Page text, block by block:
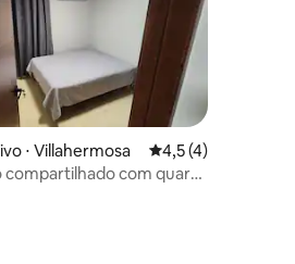
de 5, 31 avaliações
⋅ Villahermosa 4,5 de uma
4,5 (4)
com quarto